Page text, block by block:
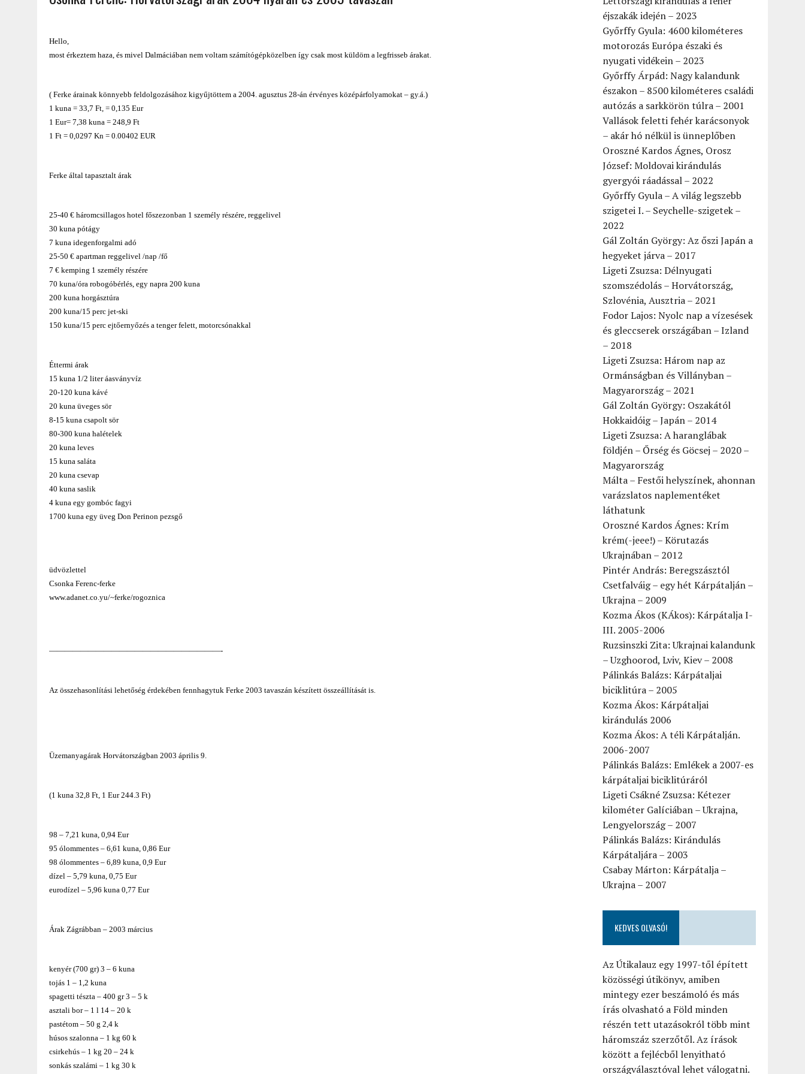
Hello,
most érkeztem haza, és mivel Dalmáciában nem voltam számítógépközelben így csak most küldöm a legfrisseb árakat.
( Ferke árainak könnyebb feldolgozásához kigyűjtöttem a 2004. agusztus 28-án érvényes középárfolyamokat – gy.á.)
1 kuna = 33,7 Ft, = 0,135 Eur
1 Eur= 7,38 kuna = 248,9 Ft
1 Ft = 0,0297 Kn = 0.00402 EUR
Ferke által tapasztalt árak
25-40 € háromcsillagos hotel főszezonban 1 személy részére, reggelivel
30 kuna pótágy
7 kuna idegenforgalmi adó
25-50 € apartman reggelivel /nap /fő
7 € kemping 1 személy részére
70 kuna/óra robogóbérlés, egy napra 200 kuna
200 kuna horgásztúra
200 kuna/15 perc jet-ski
150 kuna/15 perc ejtőernyőzés a tenger felett, motorcsónakkal
Éttermi árak
15 kuna 1/2 liter áasványvíz
20-120 kuna kávé
20 kuna üveges sör
8-15 kuna csapolt sör
80-300 kuna halételek
20 kuna leves
15 kuna saláta
20 kuna csevap
40 kuna saslik
4 kuna egy gombóc fagyi
1700 kuna egy üveg Don Perinon pezsgő
üdvözlettel
Csonka Ferenc-ferke
www.adanet.co.yu/~ferke/rogoznica
——————————————————————-
Az összehasonlítási lehetőség érdekében fennhagytuk Ferke 2003 tavaszán készített összeállítását is.
Üzemanyagárak Horvátországban 2003 április 9.
(1 kuna 32,8 Ft, 1 Eur 244.3 Ft)
98 – 7,21 kuna, 0,94 Eur
95 ólommentes – 6,61 kuna, 0,86 Eur
98 ólommentes – 6,89 kuna, 0,9 Eur
dízel – 5,79 kuna, 0,75 Eur
eurodízel – 5,96 kuna 0,77 Eur
Árak Zágrábban – 2003 március
kenyér (700 gr) 3 – 6 kuna
tojás 1 – 1,2 kuna
spagetti tészta – 400 gr 3 – 5 k
asztali bor – 1 l 14 – 20 k
pastétom – 50 g 2,4 k
húsos szalonna – 1 kg 60 k
csirkehús – 1 kg 20 – 24 k
sonkás szalámi – 1 kg 30 k
éjszakák idején – 2023
Győrffy Gyula: 4600 kilométeres
motorozás Európa északi és
nyugati vidékein – 2023
Győrffy Árpád: Nagy kalandunk
északon – 8500 kilométeres családi
autózás a sarkkörön túlra – 2001
Vallások feletti fehér karácsonyok
– akár hó nélkül is ünneplőben
Oroszné Kardos Ágnes, Orosz
József: Moldovai kirándulás
gyergyói ráadással – 2022
Győrffy Gyula – A világ legszebb
szigetei I. – Seychelle-szigetek –
2022
Gál Zoltán György: Az őszi Japán a
hegyeket járva – 2017
Ligeti Zsuzsa: Délnyugati
szomszédolás – Horvátország,
Szlovénia, Ausztria – 2021
Fodor Lajos: Nyolc nap a vízesések
és gleccserek országában – Izland
– 2018
Ligeti Zsuzsa: Három nap az
Ormánságban és Villányban –
Magyarország – 2021
Gál Zoltán György: Oszakától
Hokkaidóig – Japán – 2014
Ligeti Zsuzsa: A haranglábak
földjén – Őrség és Göcsej – 2020 –
Magyarország
Málta – Festői helyszínek, ahonnan
varázslatos naplementéket
láthatunk
Oroszné Kardos Ágnes: Krím
krém(-jeee!) – Körutazás
Ukrajnában – 2012
Pintér András: Beregszásztól
Csetfalváig – egy hét Kárpátalján –
Ukrajna – 2009
Kozma Ákos (KÁkos): Kárpátalja I-
III. 2005-2006
Ruzsinszki Zita: Ukrajnai kalandunk
– Uzghoorod, Lviv, Kiev – 2008
Pálinkás Balázs: Kárpátaljai
biciklitúra – 2005
Kozma Ákos: Kárpátaljai
kirándulás 2006
Kozma Ákos: A téli Kárpátalján.
2006-2007
Pálinkás Balázs: Emlékek a 2007-es
kárpátaljai biciklitúráról
Ligeti Csákné Zsuzsa: Kétezer
kilométer Galíciában – Ukrajna,
Lengyelország – 2007
Pálinkás Balázs: Kirándulás
Kárpátaljára – 2003
Csabay Márton: Kárpátalja –
Ukrajna – 2007
KEDVES OLVASÓ!
Az Útikalauz egy 1997-től épített
közösségi útikönyv, amiben
mintegy ezer beszámoló és más
írás olvasható a Föld minden
részén tett utazásokról több mint
háromszáz szerzőtől. Az írások
között a fejlécből lenyitható
országválasztóval lehet válogatni.